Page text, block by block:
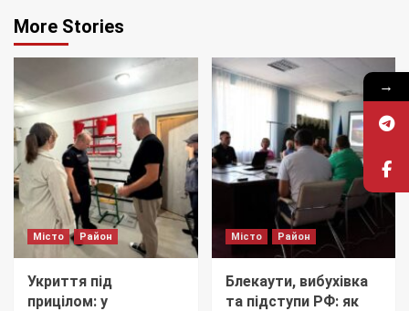
More Stories
Місто Район
Укриття під
прицілом: у
Місто Район
Блекаути, вибухівка
та підступи РФ: як
→